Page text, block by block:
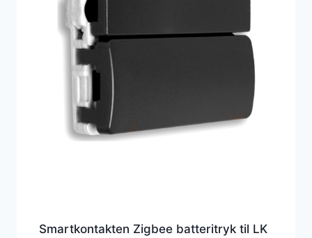
Smartkontakten Zigbee batteritryk til LK